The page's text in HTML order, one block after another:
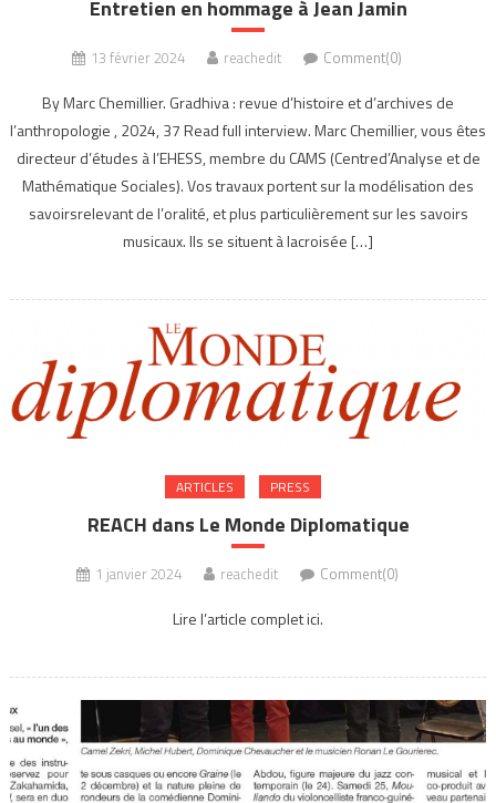
Entretien en hommage à Jean Jamin
13 février 2024 reachedit Comment(0)
By Marc Chemillier. Gradhiva : revue d’histoire et d’archives de
l’anthropologie , 2024, 37 Read full interview. Marc Chemillier, vous êtes
directeur d’études à l’EHESS, membre du CAMS (Centred’Analyse et de
Mathématique Sociales). Vos travaux portent sur la modélisation des
savoirsrelevant de l’oralité, et plus particulièrement sur les savoirs
musicaux. Ils se situent à lacroisée […]
ARTICLES PRESS
REACH dans Le Monde Diplomatique
1 janvier 2024 reachedit Comment(0)
Lire l’article complet ici.